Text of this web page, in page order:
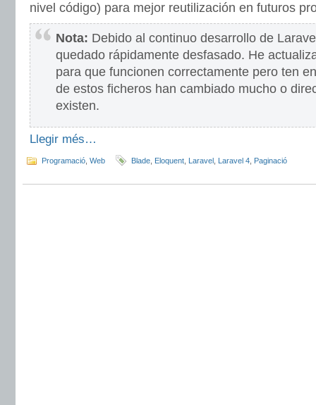
nivel código) para mejor reutilización en futuros
Nota: Debido al continuo desarrollo de
quedado rápidamente desfasado. He
para que funcionen correctamente pero ten
de estos ficheros han cambiado mucho o
existen.
Llegir més…
Programació Web Blade Eloquent Laravel Laravel 4 Paginació